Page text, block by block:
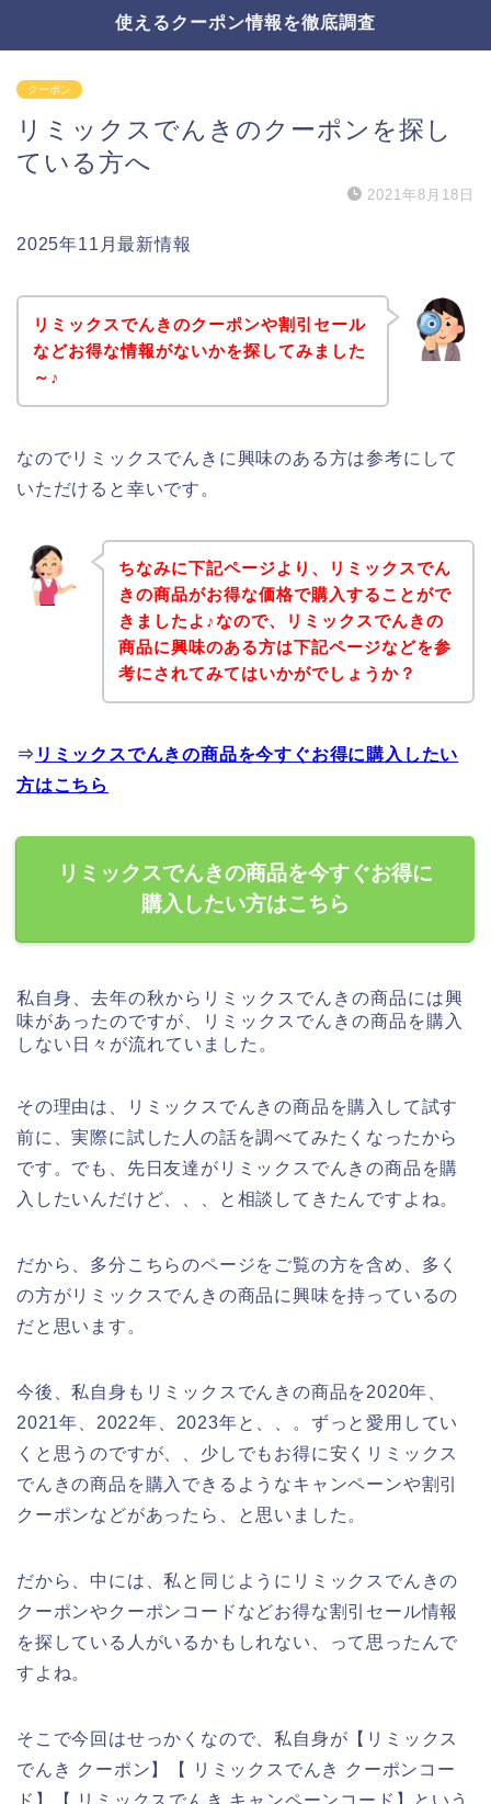
使えるクーポン情報を徹底調査
クーポン
リミックスでんきのクーポンを探し
ている方へ
2021年8月18日
2025年11月最新情報
リミックスでんきのクーポンや割引セール
などお得な情報がないかを探してみました
～♪
なのでリミックスでんきに興味のある方は参考にして
いただけると幸いです。
ちなみに下記ページより、リミックスでん
きの商品がお得な価格で購入することがで
きましたよ♪なので、リミックスでんきの
商品に興味のある方は下記ページなどを参
考にされてみてはいかがでしょうか？
⇒ リミックスでんきの商品を今すぐお得に購入したい
方はこちら
リミックスでんきの商品を今すぐお得に
購入したい方はこちら
私自身、去年の秋からリミックスでんきの商品には興
味があったのですが、リミックスでんきの商品を購入
しない日々が流れていました。
その理由は、リミックスでんきの商品を購入して試す
前に、実際に試した人の話を調べてみたくなったから
です。でも、先日友達がリミックスでんきの商品を購
入したいんだけど、、、と相談してきたんですよね。
だから、多分こちらのページをご覧の方を含め、多く
の方がリミックスでんきの商品に興味を持っているの
だと思います。
今後、私自身もリミックスでんきの商品を2020年、
2021年、2022年、2023年と、、。ずっと愛用してい
くと思うのですが、、少しでもお得に安くリミックス
でんきの商品を購入できるようなキャンペーンや割引
クーポンなどがあったら、と思いました。
だから、中には、私と同じようにリミックスでんきの
クーポンやクーポンコードなどお得な割引セール情報
を探している人がいるかもしれない、って思ったんで
すよね。
そこで今回はせっかくなので、私自身が【リミックス
でんき クーポン】【 リミックスでんき クーポンコー